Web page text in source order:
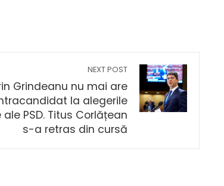
NEXT POST
Grindeanu nu mai are
la alegerile
PSD. Titus Corlățean
s-a retras din cursă